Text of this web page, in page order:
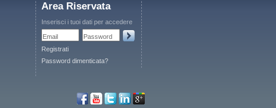
Area Riservata
Inserisci i tuoi dati per accedere
Email
Password
Registrati
Password dimenticata?